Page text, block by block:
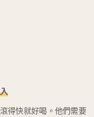
得快就好喝。他們需要